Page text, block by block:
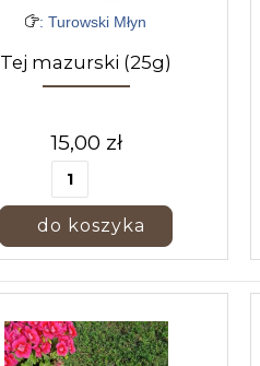
: Turowski Młyn
Tej mazurski (25g)
15,00 zł